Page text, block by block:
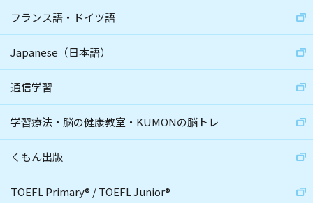
フランス語・ドイツ語
Japanese（日本語）
通信学習
学習療法・脳の健康教室・KUMONの脳トレ
くもん出版
TOEFL Primary® /TOEFL Junior®